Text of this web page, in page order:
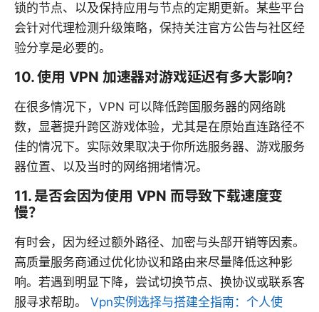
锁的节点、以及保持应用与节点的定期更新。某些平台
会针对代理检测升级策略，保持关注官方公告与社区经
验分享是必要的。
10. 使用 VPN 加速器对游戏延迟有多大影响？
在很多情况下，VPN 可以降低跨国服务器的网络跳
数，显著提升跨区游戏体验，尤其是在原始直连路径不
佳的情况下。实际效果取决于你所选服务器、游戏服务
器位置、以及当时的网络拥堵情况。
11. 是否会因为使用 VPN 而导致下载速度变
慢？
有时会，因为经过额外路径、加密与头部开销等因素。
高质量服务商通过优化协议和路由来尽量降低这种影
响。若遇到明显下降，尝试切换节点、换协议或联系客
服寻求帮助。 Vpn实例选择与搭建全指南：个人使